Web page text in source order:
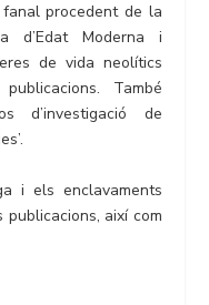
procedent de la
Moderna i
de vida neolítics
També
d’investigació de
i els enclavaments
així com